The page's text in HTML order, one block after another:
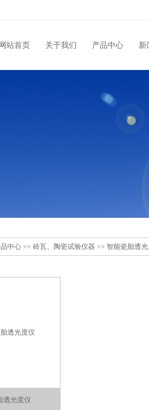
网站首页 关于我们 产品中心 新
中心 >> 砖瓦、陶瓷试验仪器 >> 智能瓷胎透
透光度仪